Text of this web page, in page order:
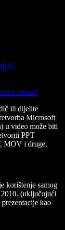
u video?
ili dijelite
Microsoft
u video može biti
PPT
MOV i druge.
korištenje samog
(uključujući
kao